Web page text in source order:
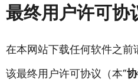
最终用户许可协
在本网站下载任何软件之前
该最终用户许可协议（本“